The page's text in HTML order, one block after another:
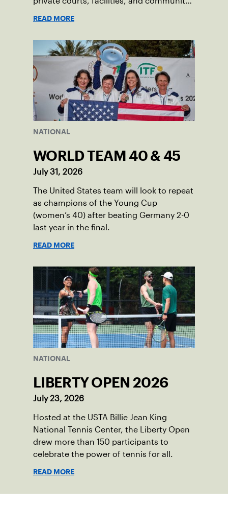
READ MORE
NATIONAL
WORLD TEAM 40 & 45
July 31, 2026
The United States team will look to repeat
as champions of the Young Cup
(women’s 40) after beating Germany 2-0
last year in the final.
READ MORE
NATIONAL
LIBERTY OPEN 2026
July 23, 2026
Hosted at the USTA Billie Jean King
National Tennis Center, the Liberty Open
drew more than 150 participants to
celebrate the power of tennis for all.
READ MORE